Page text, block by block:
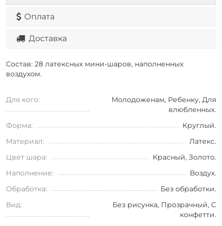
Оплата
Доставка
Состав: 28 латексных мини-шаров, наполненных
воздухом.
Для кого:
Молодоженам, Ребенку, Для
влюбленных.
Форма:
Круглый.
Материал:
Латекс.
Цвет шара:
Красный, Золото.
Наполнение:
Воздух.
Обработка:
Без обработки.
Вид:
Без рисунка, Прозрачный, С
конфетти.